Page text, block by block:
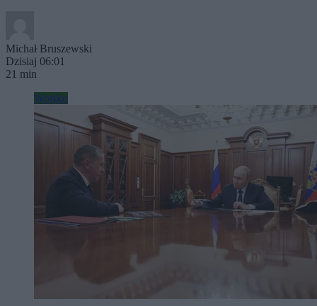
Michał Bruszewski
Dzisiaj 06:01
21 min
Wojsko